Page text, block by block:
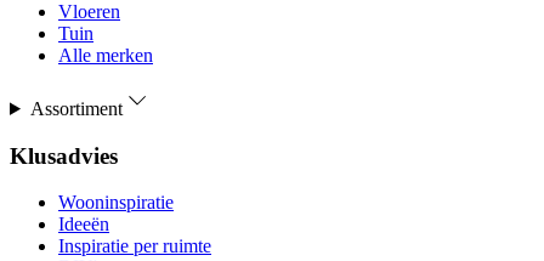
Vloeren
Tuin
Alle merken
Assortiment
Klusadvies
Wooninspiratie
Ideeën
Inspiratie per ruimte